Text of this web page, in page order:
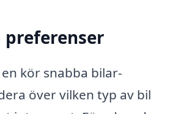
preferenser
kör snabba bilar-
över vilken typ av bil